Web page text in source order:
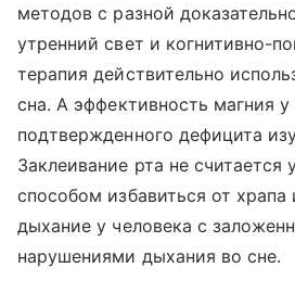
методов с разной
утренний свет и когнитивно-
терапия действительно
сна. А эффективность магния
подтвержденного дефицита
Заклеивание рта не считается
способом избавиться от
дыхание у человека с
нарушениями дыхания во сне.